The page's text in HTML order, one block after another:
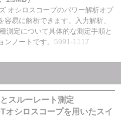
オシロスコープのパワー解析オプ
易に解析できます。入力解析、
測定について具体的な測定手順と
ノートです。 5991-1117
スルーレート測定
シロスコープを用いたスイ